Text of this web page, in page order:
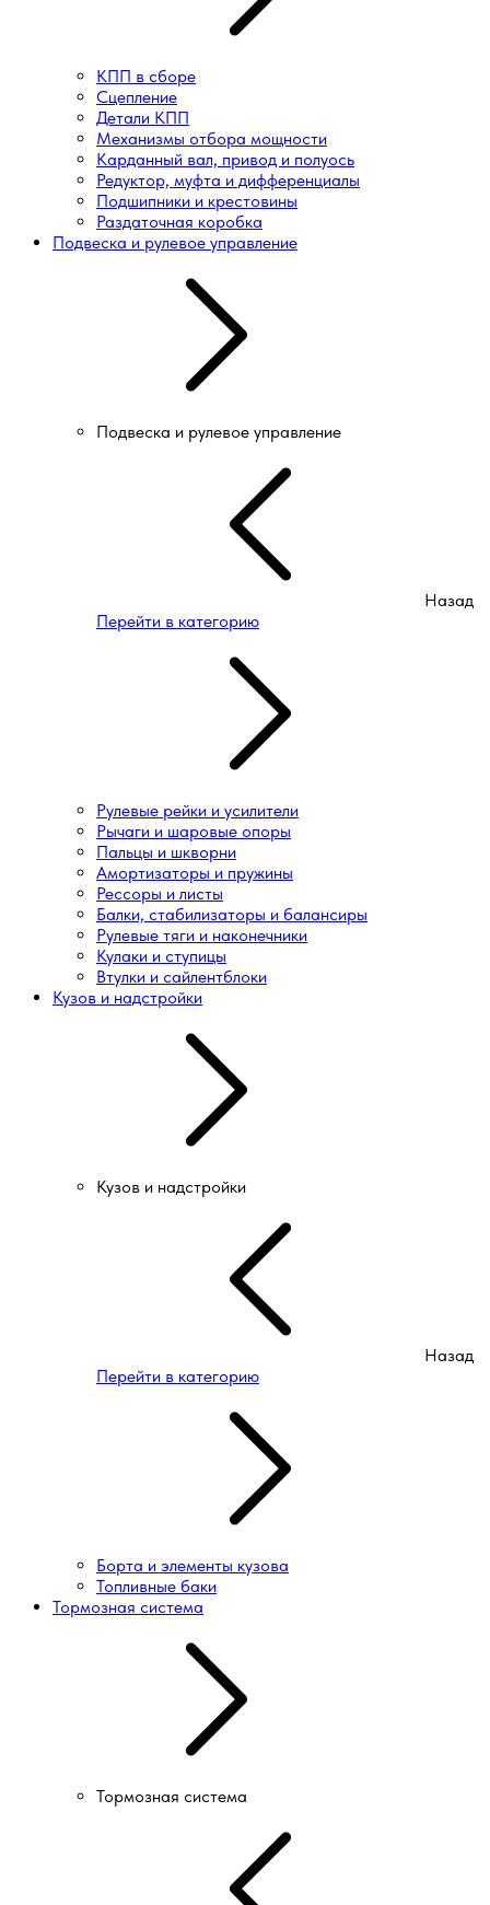
КПП в сборе
Сцепление
Детали КПП
Механизмы отбора мощности
Карданный вал, привод и полуось
Редуктор, муфта и дифференциалы
Подшипники и крестовины
Раздаточная коробка
Подвеска и рулевое управление
Подвеска и рулевое управление
Назад
Перейти в категорию
Рулевые рейки и усилители
Рычаги и шаровые опоры
Пальцы и шкворни
Амортизаторы и пружины
Рессоры и листы
Балки, стабилизаторы и балансиры
Рулевые тяги и наконечники
Кулаки и ступицы
Втулки и сайлентблоки
Кузов и надстройки
Кузов и надстройки
Назад
Перейти в категорию
Борта и элементы кузова
Топливные баки
Тормозная система
Тормозная система